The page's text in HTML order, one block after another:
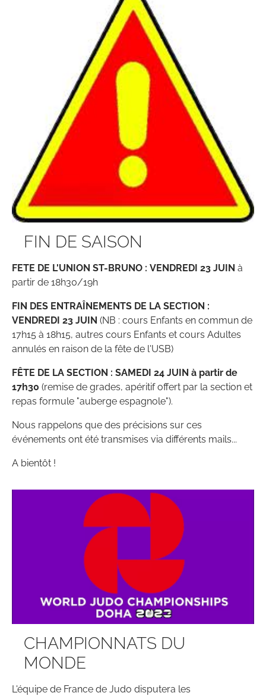
FIN DE SAISON
FETE DE L'UNION ST-BRUNO : VENDREDI 23 JUIN à
partir de 18h30/19h
FIN DES ENTRAÎNEMENTS DE LA SECTION :
VENDREDI 23 JUIN (NB : cours Enfants en commun de
17h15 à 18h15, autres cours Enfants et cours Adultes
annulés en raison de la fête de l'USB)
FÊTE DE LA SECTION : SAMEDI 24 JUIN à partir de
17h30 (remise de grades, apéritif offert par la section et
repas formule "auberge espagnole").
Nous rappelons que des précisions sur ces
événements ont été transmises via différents mails...
A bientôt !
CHAMPIONNATS DU
MONDE
L'équipe de France de Judo disputera les